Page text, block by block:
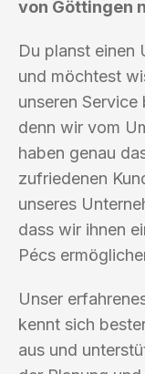
von Göttingen
Du planst einen
und möchtest
unseren
denn wir vom
haben genau
zufriedenen
unseres
dass wir ihnen
Pécs
Unser
kennt sich
aus und